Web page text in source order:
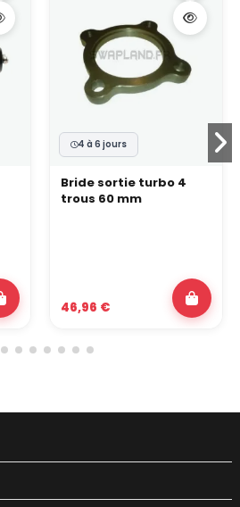
4 à 6 jours
Bride sortie turbo 4
trous 60 mm
46,96 €